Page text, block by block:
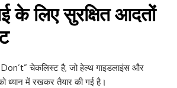
के लिए सुरक्षित आदतों
चेकलिस्ट है, जो हेल्थ गाइडलाइंस और
ध्यान में रखकर तैयार की गई है।